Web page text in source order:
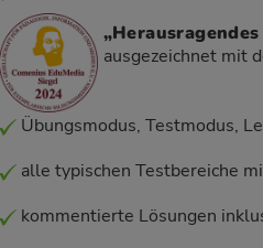
ausgezeichnet mit
Übungsmodus, Testmodus,
alle typischen Testbereiche
kommentierte Lösungen